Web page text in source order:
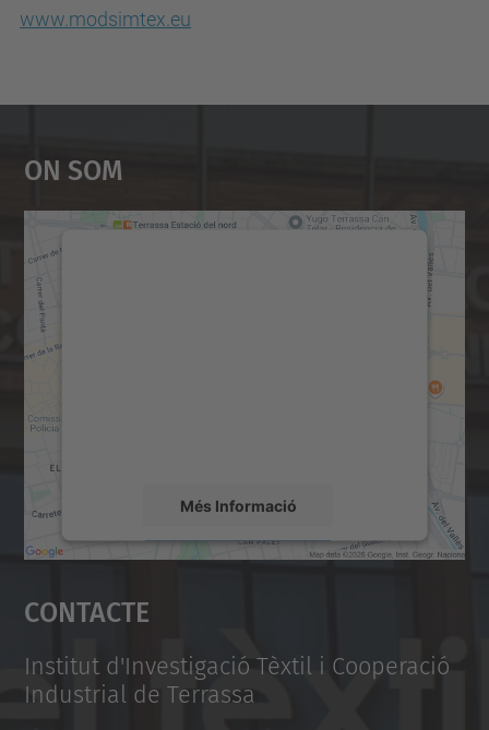
www.modsimtex.eu
On Som
Més Informació
Accepta
powered by
Contacte
Institut d'Investigació Tèxtil i Cooperació
Industrial de Terrassa